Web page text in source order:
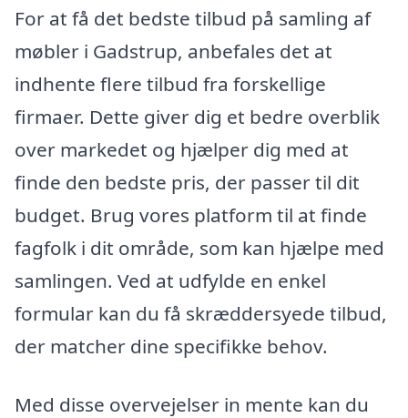
For at få det bedste tilbud på samling af
møbler i Gadstrup, anbefales det at
indhente flere tilbud fra forskellige
firmaer. Dette giver dig et bedre overblik
over markedet og hjælper dig med at
finde den bedste pris, der passer til dit
budget. Brug vores platform til at finde
fagfolk i dit område, som kan hjælpe med
samlingen. Ved at udfylde en enkel
formular kan du få skræddersyede tilbud,
der matcher dine specifikke behov.
Med disse overvejelser in mente kan du